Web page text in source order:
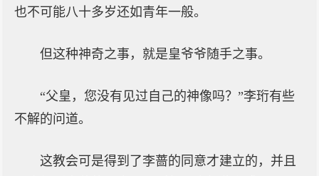
也不可能八十多岁还如青年一般。
但这种神奇之事，就是皇爷爷随手之事。
“父皇，您没有见过自己的神像吗？”李珩有些
不解的问道。
这教会可是得到了李蔷的同意才建立的，并且